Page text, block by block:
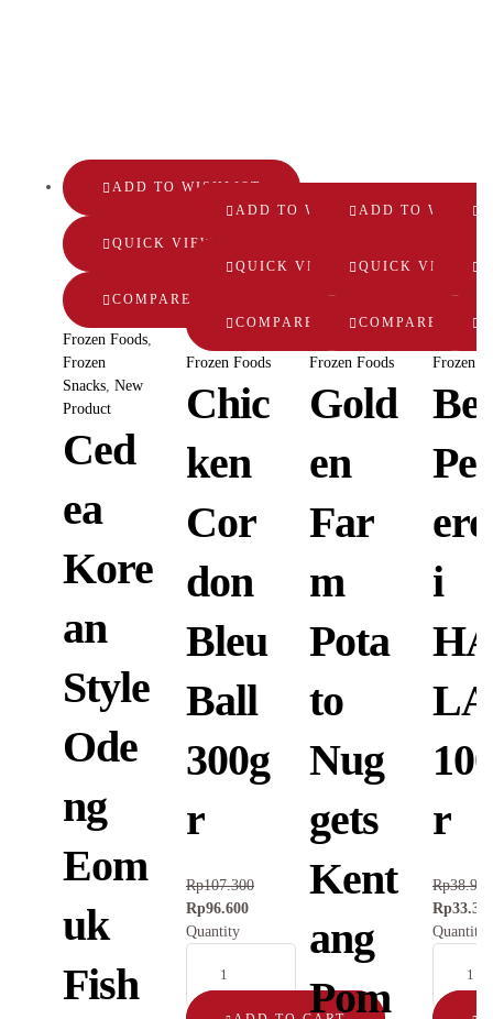
ADD TO WISHLIST
QUICK VIEW
COMPARE
Frozen Foods,
Frozen
Snacks, New
Product
Ced
ea
Kore
an
Style
Ode
ng
Eom
uk
Fish
ADD TO WISHLIST
QUICK VIEW
COMPARE
Frozen Foods
Chic
ken
Cor
don
Bleu
Ball
300g
r
Rp107.300
Rp96.600
Quantity
ADD TO
QUICK VIEW
COMPARE
Frozen Foods
Gold
en
Far
m
Pota
to
Nug
gets
Kent
ang
Pom
Frozen
i
r
Rp38.900
Rp
Quantity